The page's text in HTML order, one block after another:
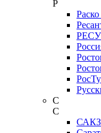
Р
С
С